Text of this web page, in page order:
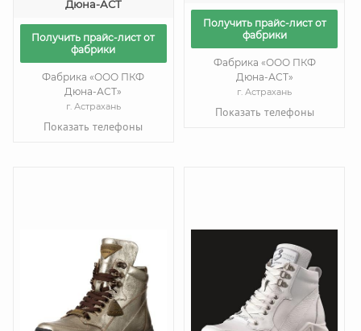
Дюна-АСТ
Получить прайс-лист от
фабрики
Фабрика «ООО ПКФ
Дюна-АСТ»
г. Астрахань
Показать телефоны
Получить прайс-лист от
фабрики
Фабрика «ООО ПКФ
Дюна-АСТ»
г. Астрахань
Показать телефоны